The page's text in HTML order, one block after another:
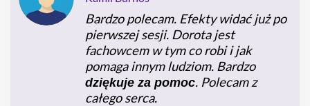
Bardzo polecam. Efekty widać już po
pierwszej sesji. Dorota jest
fachowcem w tym co robi i jak
pomaga innym ludziom. Bardzo
dziękuje za pomoc. Polecam z
całego serca.